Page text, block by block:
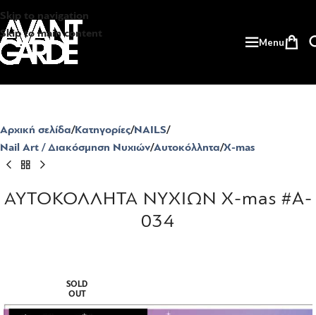
Skip to navigation
Skip to main content
Menu
Αρχική σελίδα Κατηγορίες NAILS
Nail Art / Διακόσμηση Νυχιών Αυτοκόλλητα X-mas
ΑΥΤΟΚΟΛΛΗΤΑ ΝΥΧΙΩΝ X-mas #A-
034
SOLD
OUT